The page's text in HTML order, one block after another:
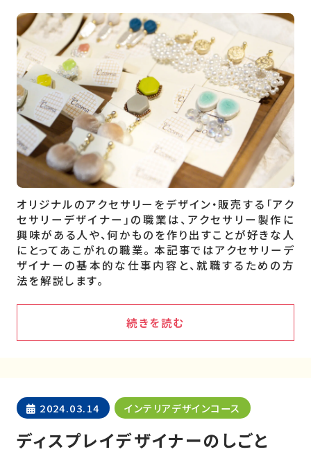
オリジナルのアクセサリーをデザイン・販売する「アク
セサリーデザイナー」の職業は、アクセサリー製作に
興味がある人や、何かものを作り出すことが好きな人
にとってあこがれの職業。 本記事ではアクセサリーデ
ザイナーの基本的な仕事内容と、就職するための方
法を解説します。
続きを読む
2024.03.14 インテリアデザインコース
ディスプレイデザイナーのしごと